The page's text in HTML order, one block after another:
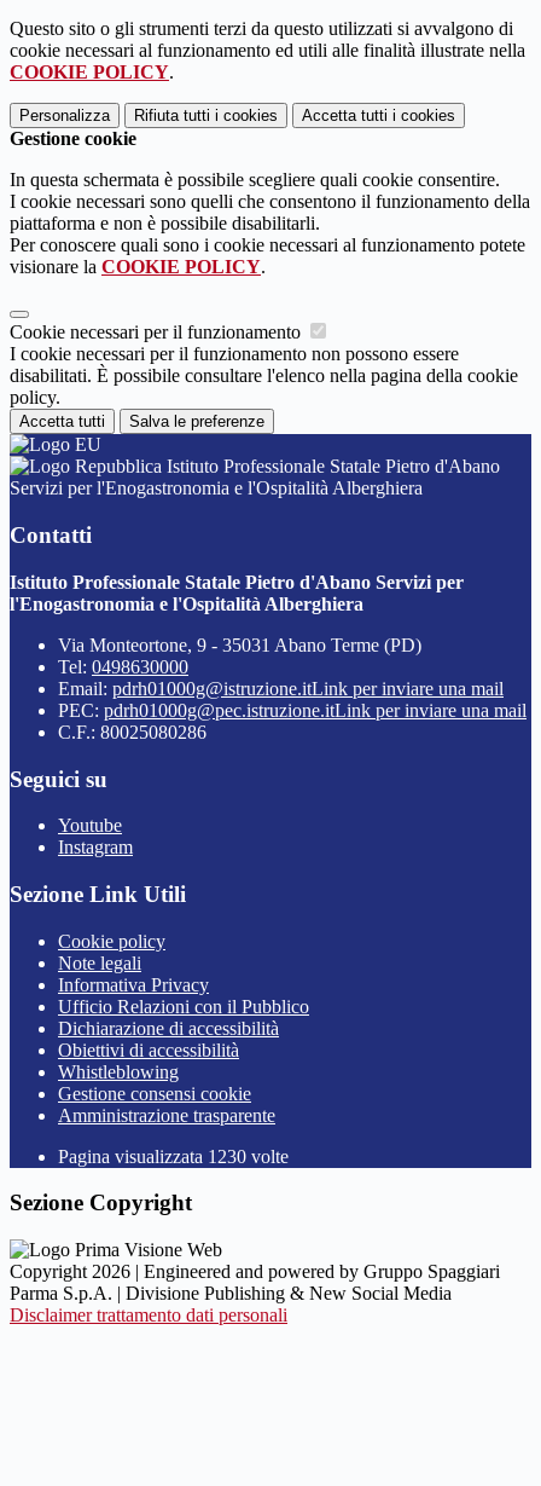
Questo sito o gli strumenti terzi da questo utilizzati si avvalgono di
cookie necessari al funzionamento ed utili alle finalità illustrate nella
COOKIE POLICY.
Personalizza Rifiuta tutti i cookies Accetta tutti i cookies
Gestione cookie
In questa schermata è possibile scegliere quali cookie consentire.
I cookie necessari sono quelli che consentono il funzionamento della
piattaforma e non è possibile disabilitarli.
Per conoscere quali sono i cookie necessari al funzionamento potete
visionare la COOKIE POLICY.
Cookie necessari per il funzionamento
I cookie necessari per il funzionamento non possono essere
disabilitati. È possibile consultare l'elenco nella pagina della cookie
policy.
Accetta tutti Salva le preferenze
Istituto Professionale Statale Pietro d'Abano
Servizi per l'Enogastronomia e l'Ospitalità Alberghiera
Contatti
Istituto Professionale Statale Pietro d'Abano Servizi per
l'Enogastronomia e l'Ospitalità Alberghiera
Via Monteortone, 9 - 35031 Abano Terme (PD)
Tel: 0498630000
Email: pdrh01000g@istruzione.itLink per inviare una mail
PEC: pdrh01000g@pec.istruzione.itLink per inviare una mail
C.F.: 80025080286
Seguici su
Youtube
Instagram
Sezione Link Utili
Cookie policy
Note legali
Informativa Privacy
Ufficio Relazioni con il Pubblico
Dichiarazione di accessibilità
Obiettivi di accessibilità
Whistleblowing
Gestione consensi cookie
Amministrazione trasparente
Pagina visualizzata 1230 volte
Sezione Copyright
Copyright 2026 | Engineered and powered by Gruppo Spaggiari
Parma S.p.A. | Divisione Publishing & New Social Media
Disclaimer trattamento dati personali